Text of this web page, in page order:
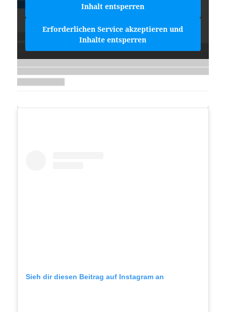
Inhalt entsperren
Erforderlichen Service akzeptieren und
Inhalte entsperren
Sieh dir diesen Beitrag auf Instagram an